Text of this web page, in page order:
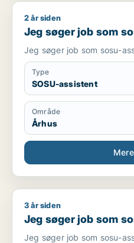
Jeg søger job som sosu-
2 år siden
Jeg søger job som
Jeg søger job som sosu-
Type
SOSU-assistent
Område
Århus
Jeg søger job som sosu-
3 år siden
Jeg søger job som
Jeg søger job som sosu-